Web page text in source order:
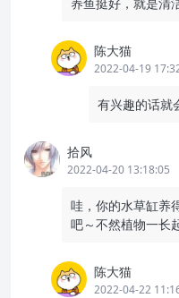
陈大猫
2022-04-19
有兴趣的话就
拾风
2022-04-20 13:18:05
哇，你的水草缸养
吧～不然植物一长
陈大猫
2022-04-22